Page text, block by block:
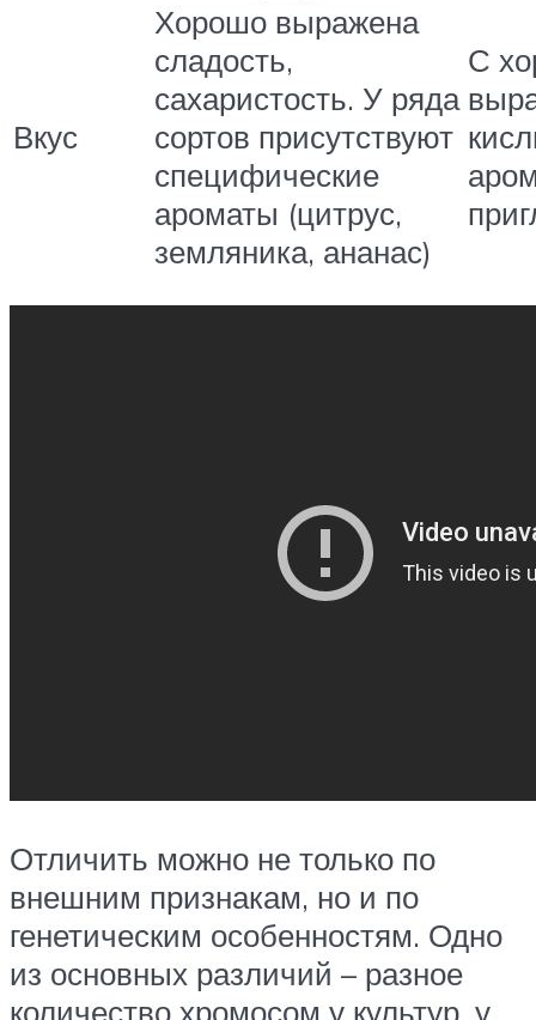
Вкус
Хорошо выражена
сладость,
сахаристость. У ряда
сортов присутствуют
специфические
ароматы (цитрус,
земляника, ананас)
С
Отличить можно не только по
внешним признакам, но и по
генетическим особенностям. Одно
из основных различий – разное
количество хромосом у культур, у